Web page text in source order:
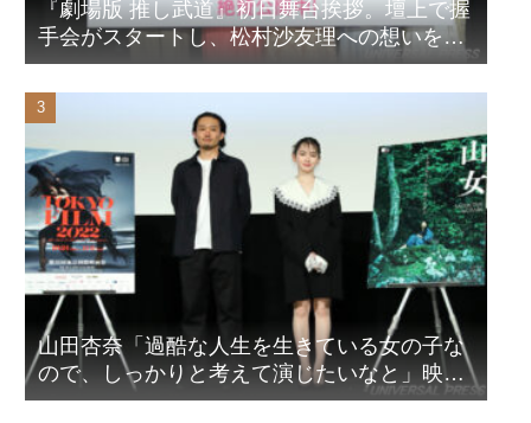
『劇場版 推し武道』初日舞台挨拶。壇上で握
手会がスタートし、松村沙友理への想いをア
ピール！？
山田杏奈「過酷な人生を生きている女の子な
ので、しっかりと考えて演じたいなと」映画
『山女』東京国際映画祭Q&A